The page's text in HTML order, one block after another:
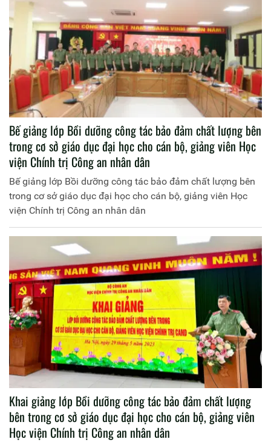
Bế giảng lớp Bồi dưỡng công tác bảo đảm chất lượng bên
trong cơ sở giáo dục đại học cho cán bộ, giảng viên Học
viện Chính trị Công an nhân dân
Bế giảng lớp Bồi dưỡng công tác bảo đảm chất lượng bên
trong cơ sở giáo dục đại học cho cán bộ, giảng viên Học
viện Chính trị Công an nhân dân
Khai giảng lớp Bồi dưỡng công tác bảo đảm chất lượng
bên trong cơ sở giáo dục đại học cho cán bộ, giảng viên
Học viện Chính trị Công an nhân dân